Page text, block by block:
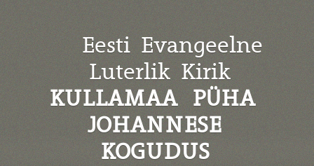
Eesti Evangeelne
Luterlik Kirik
KULLAMAA PÜHA
JOHANNESE
KOGUDUS